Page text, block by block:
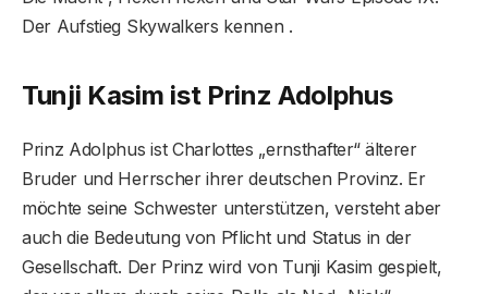
Der Aufstieg Skywalkers kennen .
Tunji Kasim ist Prinz Adolphus
Prinz Adolphus ist Charlottes „ernsthafter“ älterer
Bruder und Herrscher ihrer deutschen Provinz. Er
möchte seine Schwester unterstützen, versteht aber
auch die Bedeutung von Pflicht und Status in der
Gesellschaft. Der Prinz wird von Tunji Kasim gespielt,